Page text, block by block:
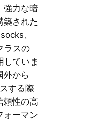
強力な暗
築された
、
ラスの
していま
外から
する際
頼性の高
ォーマン